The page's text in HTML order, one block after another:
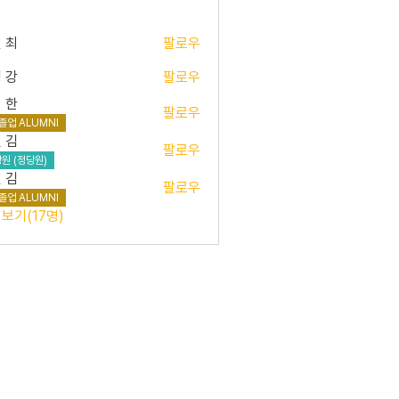
최
팔로우
강
팔로우
한
업 ALUMNI
팔로우
김
(정당원)
팔로우
김
업 ALUMNI
팔로우
기(17명)